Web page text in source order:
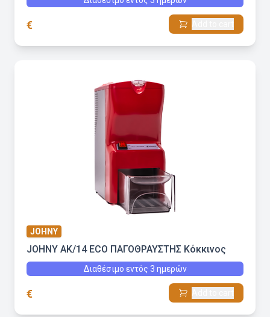
€
JOHNY
JOHNY AK/14 ECO ΠΑΓΟΘΡΑΥΣΤΗΣ Κόκκινος
Διαθέσιμο εντός 3 ημερών
€